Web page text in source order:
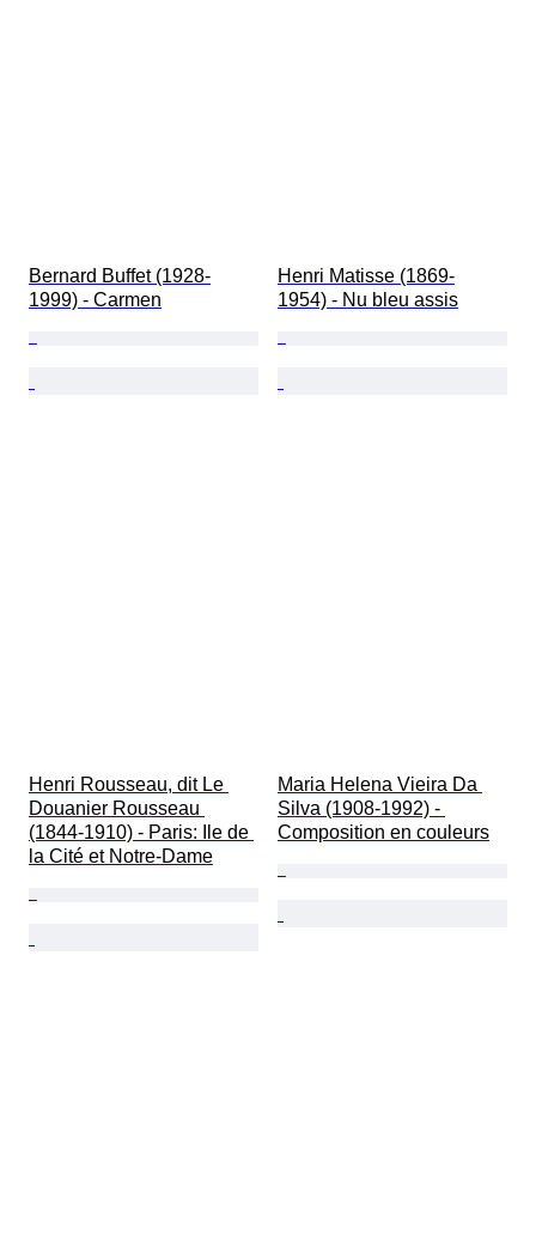
Bernard Buffet (1928-
1999) - Carmen
Henri Matisse (1869-
1954) - Nu bleu assis
Henri Rousseau, dit Le
Douanier Rousseau
(1844-1910) - Paris: Ile de
la Cité et Notre-Dame
Maria Helena Vieira Da
Silva (1908-1992) -
Composition en couleurs